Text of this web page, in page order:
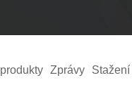
produkty Zprávy Stažení